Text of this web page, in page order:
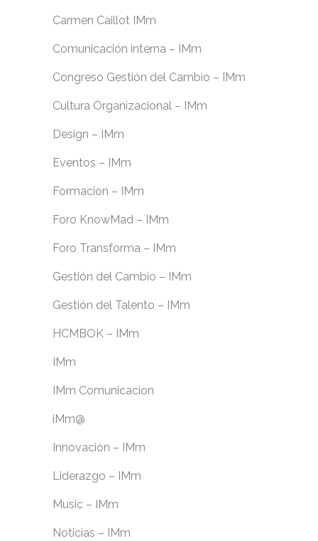
Carmen Caillot IMm
Comunicación interna – IMm
Congreso Gestión del Cambio – IMm
Cultura Organizacional – IMm
Design – IMm
Eventos – IMm
Formacion – IMm
Foro KnowMad – IMm
Foro Transforma – IMm
Gestión del Cambio – IMm
Gestión del Talento – IMm
HCMBOK – IMm
IMm
IMm Comunicacion
iMm@
Innovación – IMm
Liderazgo – IMm
Music – IMm
Noticias – IMm